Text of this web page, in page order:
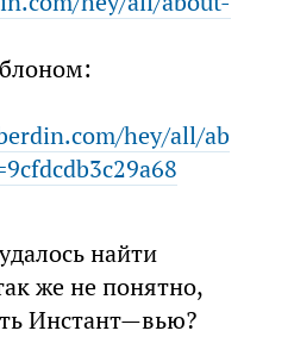
hey/all/ab
найти
же не понятно,
Инстант—вью?